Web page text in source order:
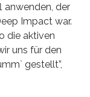
anwenden, der
Impact war.
die aktiven
uns für den
gestellt”,